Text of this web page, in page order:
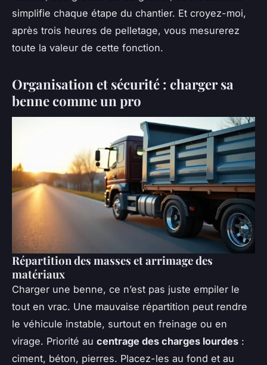
simplifie chaque étape du chantier. Et croyez-moi,
après trois heures de pelletage, vous mesurerez
toute la valeur de cette fonction.
Organisation et sécurité : charger sa
benne comme un pro
Répartition des masses et arrimage des
matériaux
Charger une benne, ce n’est pas juste empiler le
tout en vrac. Une mauvaise répartition peut rendre
le véhicule instable, surtout en freinage ou en
virage. Priorité au centrage des charges lourdes :
ciment, béton, pierres. Placez-les au fond et au